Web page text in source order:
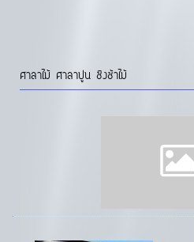
ศาลาไม้ ศาลาปูน ชิงช้าไม้